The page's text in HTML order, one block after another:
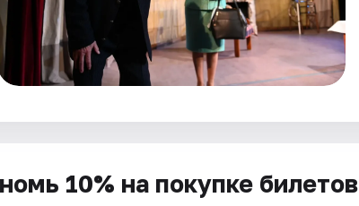
10% на покупке билетов